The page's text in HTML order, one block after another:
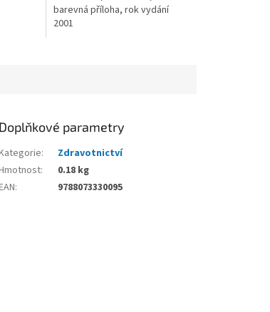
barevná příloha, rok vydání
2001
Doplňkové parametry
:
Zdravotnictví
:
0.18 kg
: 9788073330095